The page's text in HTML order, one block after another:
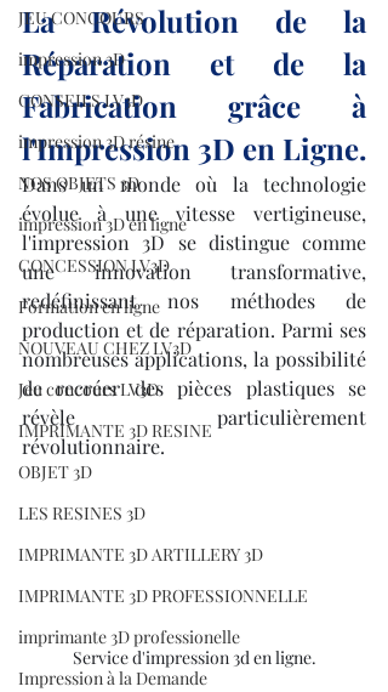
JEU CONCOURS
impression 3D
CONSEILS LV3D
impression 3D résine
NOS OBJETS 3D
impression 3D en ligne
CONCESSION LV3D
Formation en ligne
NOUVEAU CHEZ LV3D
Jeu concours LV3D
IMPRIMANTE 3D RESINE
OBJET 3D
LES RESINES 3D
IMPRIMANTE 3D ARTILLERY 3D
IMPRIMANTE 3D PROFESSIONNELLE
imprimante 3D professionelle
Impression à la Demande
La Révolution de la
Réparation et de la
Fabrication grâce à
l'Impression 3D en Ligne.
Dans un monde où la technologie
évolue à une vitesse vertigineuse,
l'impression 3D se distingue comme
une innovation transformative,
redéfinissant nos méthodes de
production et de réparation. Parmi ses
nombreuses applications, la possibilité
de recréer des pièces plastiques se
révèle particulièrement
révolutionnaire.
Service d'impression 3d en ligne.